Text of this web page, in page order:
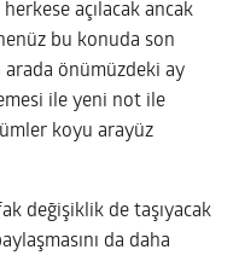
açılacak ancak
bu konuda son
arada önümüzdeki ay
ile yeni not ile
koyu arayüz
değişiklik de taşıyacak
da daha